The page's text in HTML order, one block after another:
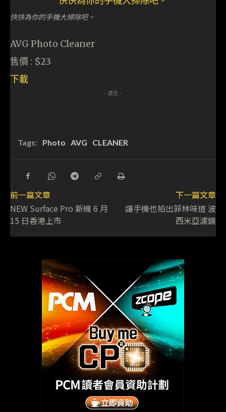
快快為你的手機大掃除吧。
AVG Photo Cleaner
售價 : $23
下載
- 廣告 -
Tags: Photo AVG CLEANER
前一篇文章
NEW Surface Pro 新機 6 月
15 日香港上市
下一篇文章
讓手機也拍出菲林味道 波
西米亞濾鏡